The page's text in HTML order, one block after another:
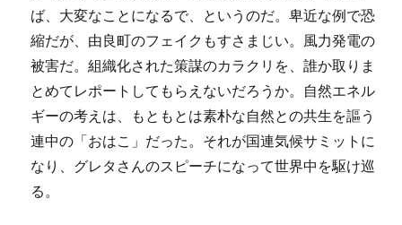
ば、大変なことになるで、というのだ。卑近な例で恐
縮だが、由良町のフェイクもすさまじい。風力発電の
被害だ。組織化された策謀のカラクリを、誰か取りま
とめてレポートしてもらえないだろうか。自然エネル
ギーの考えは、もともとは素朴な自然との共生を謳う
連中の「おはこ」だった。それが国連気候サミットに
なり、グレタさんのスピーチになって世界中を駆け巡
る。